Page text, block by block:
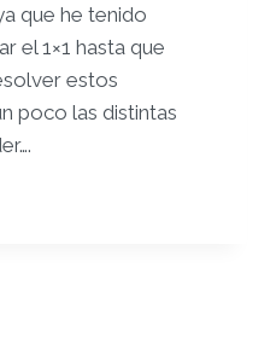
que he tenido
el 1×1 hasta que
estos
poco las distintas